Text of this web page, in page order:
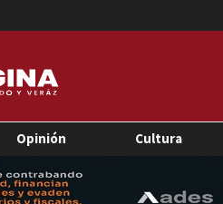
Opinión Cultura